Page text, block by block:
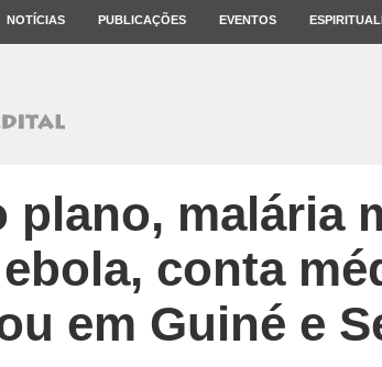
NOTÍCIAS PUBLICAÇÕES EVENTOS
plano, malária
conta
em Guiné e